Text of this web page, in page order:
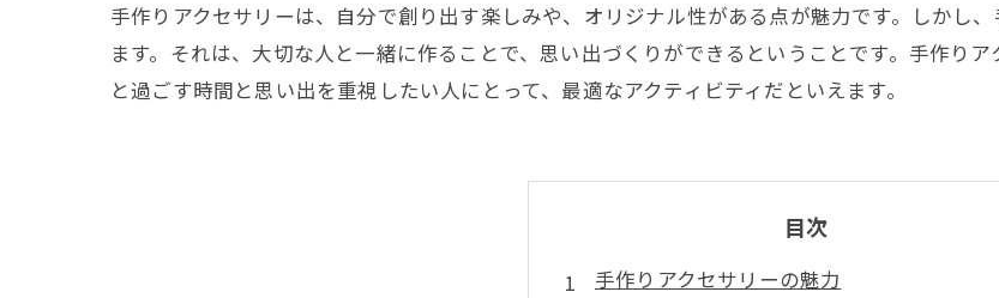
手作りアクセサリーは、自分で創り出す楽しみや、オリジナル性がある点が魅力です。しかし
ます。それは、大切な人と一緒に作ることで、思い出づくりができるということです。手作り
と過ごす時間と思い出を重視したい人にとって、最適なアクティビティだといえます。
目次
手作りアクセサリーの魅力